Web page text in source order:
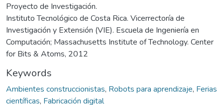
Proyecto de Investigación.
Instituto Tecnológico de Costa Rica. Vicerrectoría de
Investigación y Extensión (VIE). Escuela de Ingeniería en
Computación; Massachusetts Institute of Technology. Center
for Bits & Atoms, 2012
Keywords
Ambientes construccionistas, Robots para aprendizaje, Ferias
científicas, Fabricación digital